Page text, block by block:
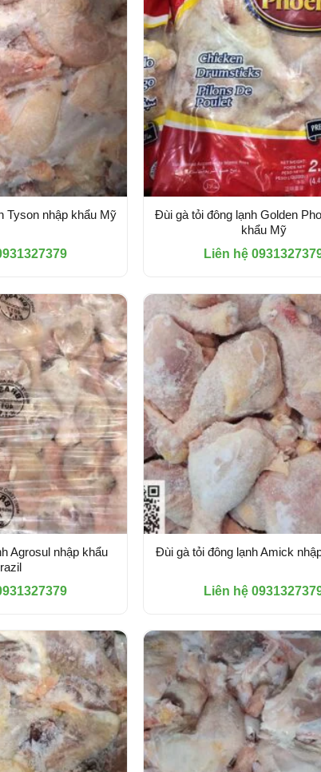
Tyson nhập khẩu Mỹ
Đùi gà tỏi đông lạnh Golden
khẩu Mỹ
Liên hệ
Agrosul nhập khẩu
Đùi gà tỏi đông lạnh Amick
Liên hệ